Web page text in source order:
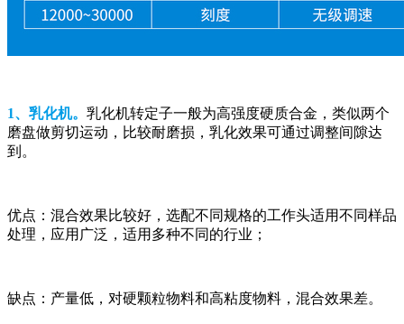
1、乳化机。 乳化机转定子一般为高强度硬质合金，类似两个
磨盘做剪切运动，比较耐磨损，乳化效果可通过调整间隙达
到。
优点：混合效果比较好，选配不同规格的工作头适用不同样品
处理，应用广泛，适用多种不同的行业；
缺点：产量低，对硬颗粒物料和高粘度物料，混合效果差。